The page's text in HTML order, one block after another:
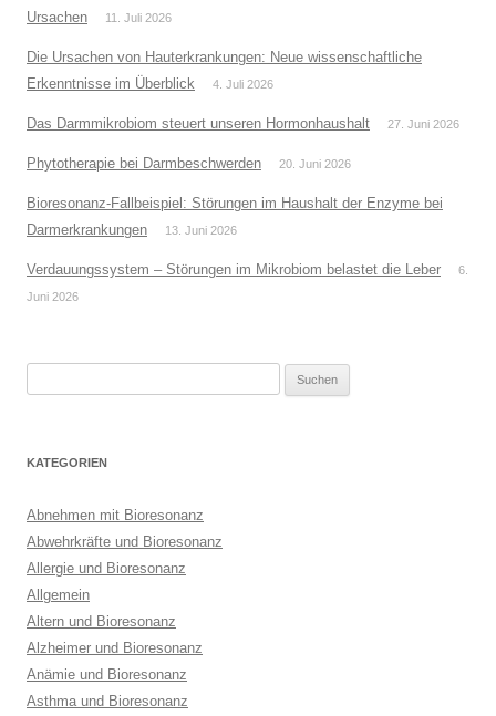
Ursachen
11. Juli 2026
Die Ursachen von Hauterkrankungen: Neue wissenschaftliche
Erkenntnisse im Überblick
4. Juli 2026
Das Darmmikrobiom steuert unseren Hormonhaushalt 27. Juni 2026
Phytotherapie bei Darmbeschwerden 20. Juni 2026
Bioresonanz-Fallbeispiel: Störungen im Haushalt der Enzyme bei
Darmerkrankungen
13. Juni 2026
Verdauungssystem – Störungen im Mikrobiom belastet die Leber
6.
Juni 2026
KATEGORIEN
Abnehmen mit Bioresonanz
Abwehrkräfte und Bioresonanz
Allergie und Bioresonanz
Allgemein
Altern und Bioresonanz
Alzheimer und Bioresonanz
Anämie und Bioresonanz
Asthma und Bioresonanz